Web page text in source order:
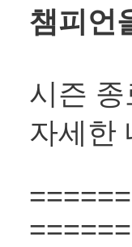
챔피언
시즌
자세한